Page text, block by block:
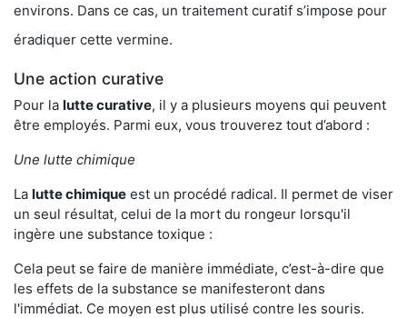
environs. Dans ce cas, un traitement curatif s’impose pour
éradiquer cette vermine.
Une action curative
Pour la lutte curative, il y a plusieurs moyens qui peuvent
être employés. Parmi eux, vous trouverez tout d’abord :
Une lutte chimique
La lutte chimique est un procédé radical. Il permet de viser
un seul résultat, celui de la mort du rongeur lorsqu'il
ingère une substance toxique :
Cela peut se faire de manière immédiate, c’est-à-dire que
les effets de la substance se manifesteront dans
l'immédiat. Ce moyen est plus utilisé contre les souris.